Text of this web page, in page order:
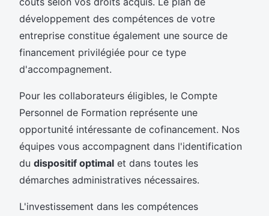
développement des compétences de votre
entreprise constitue également une source de
financement privilégiée pour ce type
d'accompagnement.
Pour les collaborateurs éligibles, le Compte
Personnel de Formation représente une
opportunité intéressante de cofinancement. Nos
équipes vous accompagnent dans l'identification
du dispositif optimal et dans toutes les
démarches administratives nécessaires.
L'investissement dans les compétences